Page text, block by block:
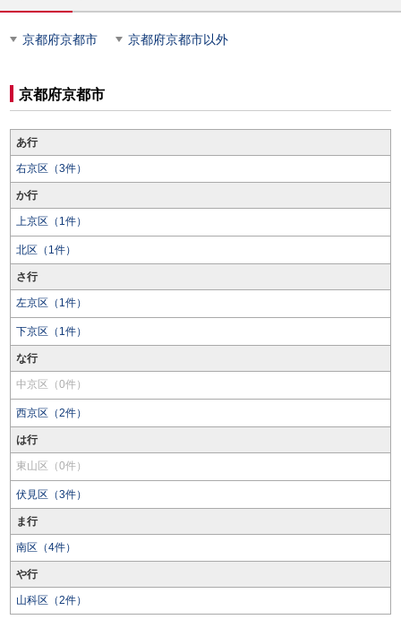
京都府京都市 京都府京都市以外
京都府京都市
あ行
右京区（3件）
か行
上京区（1件）
北区（1件）
さ行
左京区（1件）
下京区（1件）
な行
中京区（0件）
西京区（2件）
は行
東山区（0件）
伏見区（3件）
ま行
南区（4件）
や行
山科区（2件）